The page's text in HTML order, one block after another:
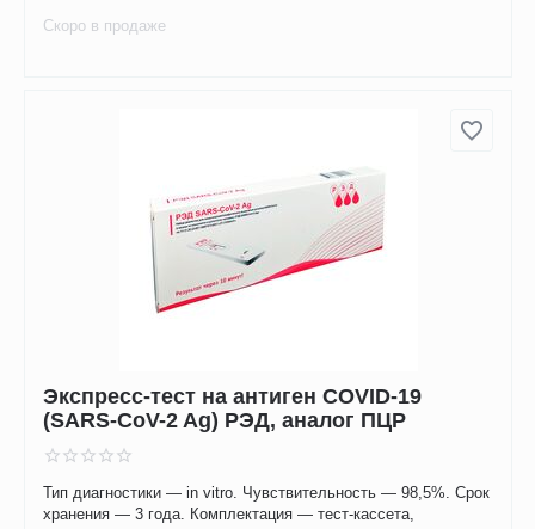
Скоро в продаже
Экспресс-тест на антиген COVID-19
(SARS-CoV-2 Ag) РЭД, аналог ПЦР
Тип диагностики — in vitro. Чувствительность — 98,5%. Срок
хранения — 3 года. Комплектация — тест-кассета,